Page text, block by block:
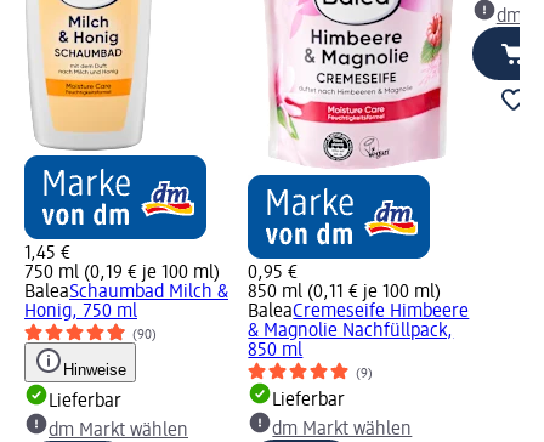
1,45 €
750 ml (0,19 € je 100 ml)
BaleaSchaumbad Milch &
Honig, 750 ml
(90)
Hinweise
Lieferbar
dm Markt wählen
0,95 €
850 ml (0,11 € je 100 ml)
BaleaCremeseife Himbeere
& Magnolie Nachfüllpack,
850 ml
(9)
Lieferbar
dm Markt wählen
dm